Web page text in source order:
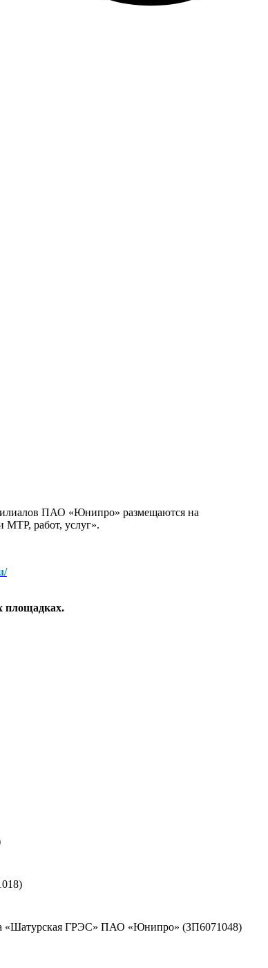
ПАО «Юнипро» размещаются на
МТР, работ, услуг».
площадках.
«Шатурская ГРЭС» ПАО «Юнипро» (ЗП6071048)